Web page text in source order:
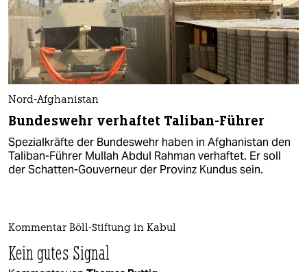
Nord-Afghanistan
Bundeswehr verhaftet Taliban-Führer
Spezialkräfte der Bundeswehr haben in Afghanistan den
Taliban-Führer Mullah Abdul Rahman verhaftet. Er soll
der Schatten-Gouverneur der Provinz Kundus sein.
Kommentar Böll-Stiftung in Kabul
Kein gutes Signal